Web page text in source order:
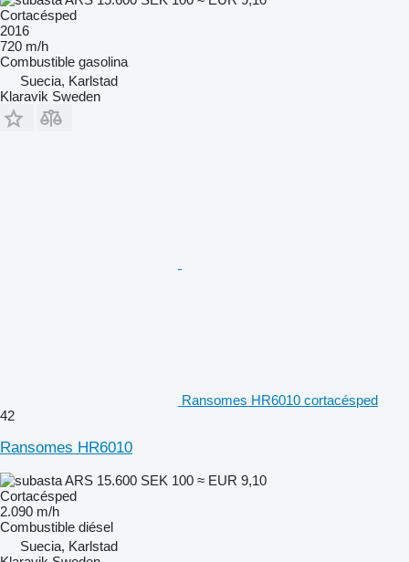
Cortacésped
2016
720 m/h
Combustible gasolina
Suecia, Karlstad
Klaravik Sweden
Ransomes HR6010 cortacésped
42
Ransomes HR6010
ARS 15.600 SEK 100 ≈ EUR 9,10
Cortacésped
2.090 m/h
Combustible diésel
Suecia, Karlstad